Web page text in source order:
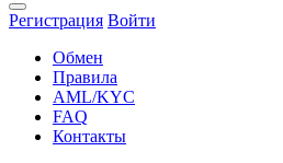
Регистрация Войти
Обмен
Правила
AML/KYC
FAQ
Контакты